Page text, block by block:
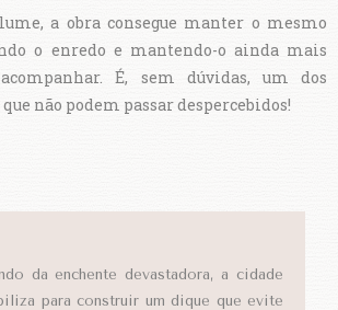
a obra consegue manter o mesmo
o enredo e mantendo-o ainda mais
É, sem dúvidas, um dos
não podem passar despercebidos!
da enchente devastadora, a cidade
para construir um dique que evite